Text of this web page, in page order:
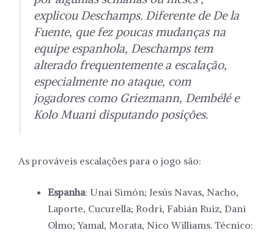
explicou Deschamps. Diferente de De la
Fuente, que fez poucas mudanças na
equipe espanhola, Deschamps tem
alterado frequentemente a escalação,
especialmente no ataque, com
jogadores como Griezmann, Dembélé e
Kolo Muani disputando posições.
As prováveis escalações para o jogo são:
Espanha: Unai Simón; Jesús Navas, Nacho,
Laporte, Cucurella; Rodri, Fabián Ruiz, Dani
Olmo; Yamal, Morata, Nico Williams. Técnico: